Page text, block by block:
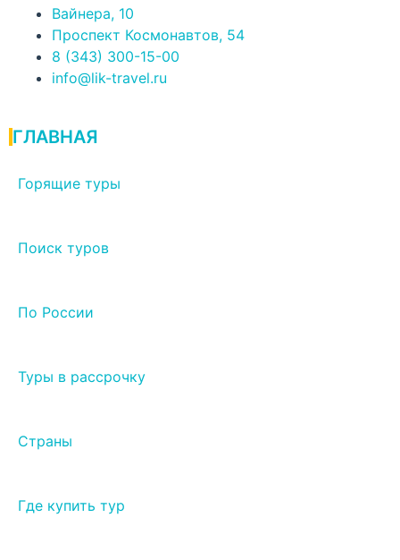
Вайнера, 10
Проспект Космонавтов, 54
8 (343) 300-15-00
info@lik-travel.ru
ГЛАВНАЯ
Горящие туры
Поиск туров
По России
Туры в рассрочку
Страны
Где купить тур